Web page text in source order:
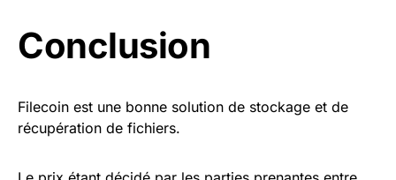
Conclusion
Filecoin est une bonne solution de stockage et de
récupération de fichiers.